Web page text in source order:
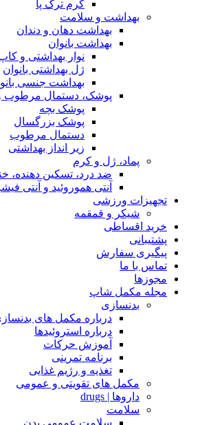
کرم ترک پا
بهداشت و سلامت
بهداشت دهان و دندان
بهداشت بانوان
نوار بهداشتی و
ژل بهداشتی بانوان
بهداشت جنسی
پوشک، دستمال مرطوب و
پوشک بچه
پوشک بزرگسال
دستمال مرطوب
زیر انداز بهداشتی
پماد، ژل و کرم
ضد درد، تسکین دهنده،
آنتی هموروئید و آنتی
تجهیزات ورزشی
شیکر و قمقمه
خرید اقساطی
پشتیبانی
پیگیری سفارش
تماس با ما
مجوزها
مجله مکمل شاپ
بدنسازی
درباره مکمل های
درباره استروئیدها
آموزش حرکات
برنامه تمرینی
تغذیه و رژیم غذایی
مکمل های تقویتی و عمومی
داروها | drugs
سلامت
سلامت عمومی بدن